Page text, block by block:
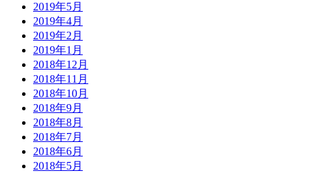
2019年5月
2019年4月
2019年2月
2019年1月
2018年12月
2018年11月
2018年10月
2018年9月
2018年8月
2018年7月
2018年6月
2018年5月